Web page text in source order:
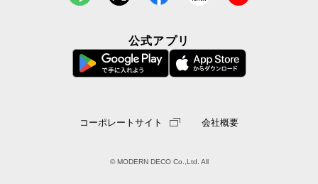
公式アプリ
コーポレートサイト 会社概要
© MODERN DECO Co.,Ltd. All